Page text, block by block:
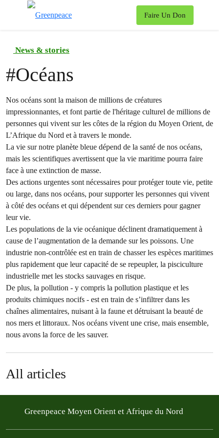
Faire Un Don
News & stories
#Océans
Nos océans sont la maison de millions de créatures
impressionnantes, et font partie de l'héritage culturel de millions de
personnes qui vivent sur les côtes de la région du Moyen Orient, de
L’Afrique du Nord et à travers le monde.
La vie sur notre planète bleue dépend de la santé de nos océans,
mais les scientifiques avertissent que la vie maritime pourra faire
face à une extinction de masse.
Des actions urgentes sont nécessaires pour protéger toute vie, petite
ou large, dans nos océans, pour supporter les personnes qui vivent
à côté des océans et qui dépendent sur ces derniers pour gagner
leur vie.
Les populations de la vie océanique déclinent dramatiquement à
cause de l’augmentation de la demande sur les poissons. Une
industrie non-contrôlée est en train de chasser les espèces maritimes
plus rapidement que leur capacité de se repeupler, la pisciculture
industrielle met les stocks sauvages en risque.
De plus, la pollution - y compris la pollution plastique et les
produits chimiques nocifs - est en train de s’infiltrer dans les
chaînes alimentaires, nuisant à la faune et détruisant la beauté de
nos mers et littoraux. Nos océans vivent une crise, mais ensemble,
nous avons la force de les sauver.
All articles
Greenpeace Moyen Orient et Afrique du Nord